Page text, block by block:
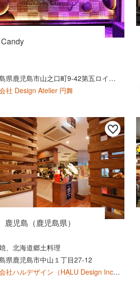
県鹿児島市山之口町9-42第五ロイヤ
9 F
社 Design Atelier 円舞
児島（鹿児島県）
、北海道郷土料理
県鹿児島市中山１丁目27-12
社ハルデザイン（HALU Design Inc.)